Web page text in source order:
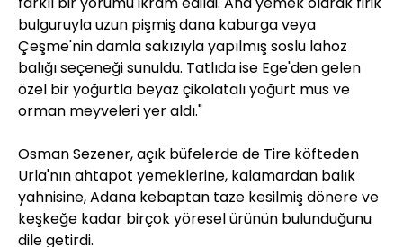
bulguruyla uzun pişmiş dana kaburga veya
Çeşme'nin damla sakızıyla yapılmış soslu lahoz
balığı seçeneği sunuldu. Tatlıda ise Ege'den gelen
özel bir yoğurtla beyaz çikolatalı yoğurt mus ve
orman meyveleri yer aldı."
Osman Sezener, açık büfelerde de Tire köfteden
Urla'nın ahtapot yemeklerine, kalamardan balık
yahnisine, Adana kebaptan taze kesilmiş dönere ve
keşkeğe kadar birçok yöresel ürünün bulunduğunu
dile getirdi.